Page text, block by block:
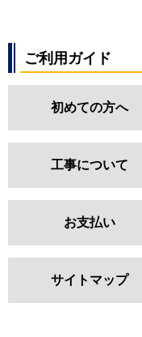
ご利用ガイド
初めての方へ
工事について
お支払い
サイトマップ